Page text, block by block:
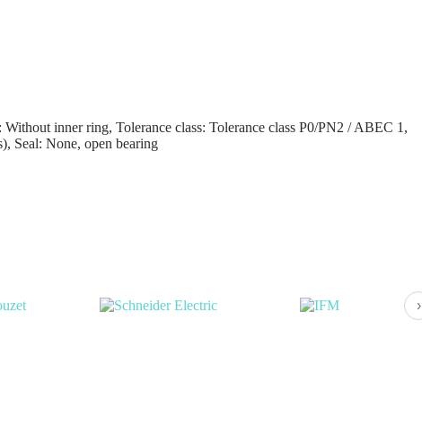
inner ring, Tolerance class: Tolerance class P0/PN2 / ABEC 1,
Seal: None, open bearing
›